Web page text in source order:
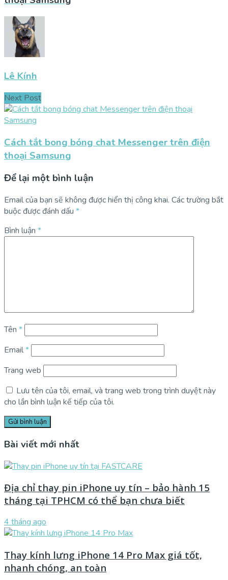
Lê Kính
Next Post
Cách tắt bong bóng chat Messenger trên điện
thoại Samsung
Để lại một bình luận
Email của bạn sẽ không được hiển thị công khai. Các trường bắt
buộc được đánh dấu *
Bình luận *
Tên *
Email*
Trang web
Lưu tên của tôi, email, và trang web trong trình duyệt này
cho lần bình luận kế tiếp của tôi.
Bài viết mới nhất
Địa chỉ thay pin iPhone uy tín – bảo hành 15
tháng tại TPHCM có thể bạn chưa biết
4 tháng ago
Thay kính lưng iPhone 14 Pro Max giá tốt,
nhanh chóng, an toàn